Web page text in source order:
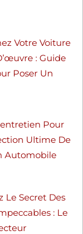
Votre Voiture
: Guide
Poser Un
Pour
Ultime De
Automobile
Le Secret Des
: Le